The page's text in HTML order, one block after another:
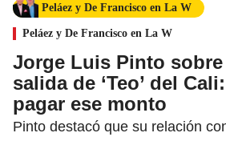
Peláez y De Francisco en La W
Peláez y De Francisco en La W
Jorge Luis Pinto
salida de ‘Teo’ del
pagar ese monto
Pinto destacó que su relación